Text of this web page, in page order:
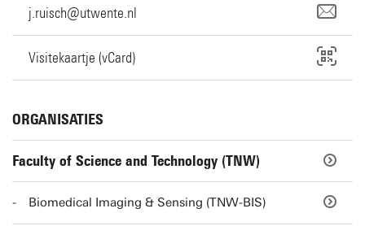
j.ruisch@utwente.nl
Visitekaartje (vCard)
ORGANISATIES
Faculty of Science and Technology (TNW)
Biomedical Imaging & Sensing (TNW-BIS)